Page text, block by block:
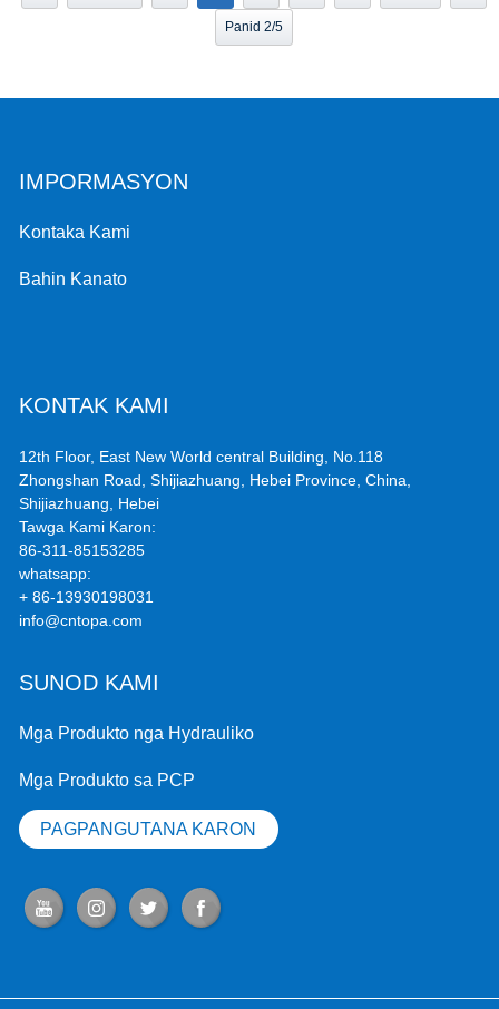
Panid 2/5
IMPORMASYON
Kontaka Kami
Bahin Kanato
KONTAK KAMI
12th Floor, East New World central Building, No.118
Zhongshan Road, Shijiazhuang, Hebei Province, China,
Shijiazhuang, Hebei
Tawga Kami Karon:
86-311-85153285
whatsapp:
+ 86-13930198031
info@cntopa.com
SUNOD KAMI
Mga Produkto nga Hydrauliko
Mga Produkto sa PCP
PAGPANGUTANA KARON